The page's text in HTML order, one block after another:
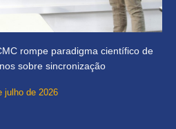
rompe paradigma científico de
sobre sincronização
julho de 2026